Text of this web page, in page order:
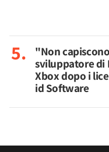
"Non
sviluppatore di
Xbox dopo i
id Software